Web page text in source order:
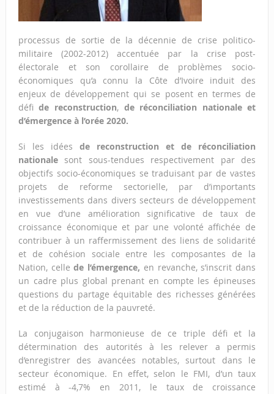
processus de sortie de la décennie de crise politico-
militaire (2002-2012) accentuée par la crise post-
électorale et son corollaire de problèmes socio-
économiques qu’a connu la Côte d’Ivoire induit des
enjeux de développement qui se posent en termes de
défide reconstruction, de réconciliation nationale et
d’émergence à l’orée 2020.
Si les idées de reconstruction et de réconciliation
nationalesont sous-tendues respectivement par des
objectifs socio-économiques se traduisant par de vastes
projets de reforme sectorielle, par d’importants
investissements dans divers secteurs de développement
en vue d’une amélioration significative de taux de
croissance économique et par une volonté affichée de
contribuer à un raffermissement des liens de solidarité
et de cohésion sociale entre les composantes de la
Nation, cellede l’émergence, en revanche, s’inscrit dans
un cadre plus global prenant en compte les épineuses
questions du partage équitable des richesses générées
et de la réduction de la pauvreté.
La conjugaison harmonieuse de ce triple défi et la
détermination des autorités à les relever a permis
d’enregistrer des avancées notables, surtout dans le
secteur économique. En effet, selon le FMI, d’un taux
estimé à -4,7% en 2011, le taux de croissance